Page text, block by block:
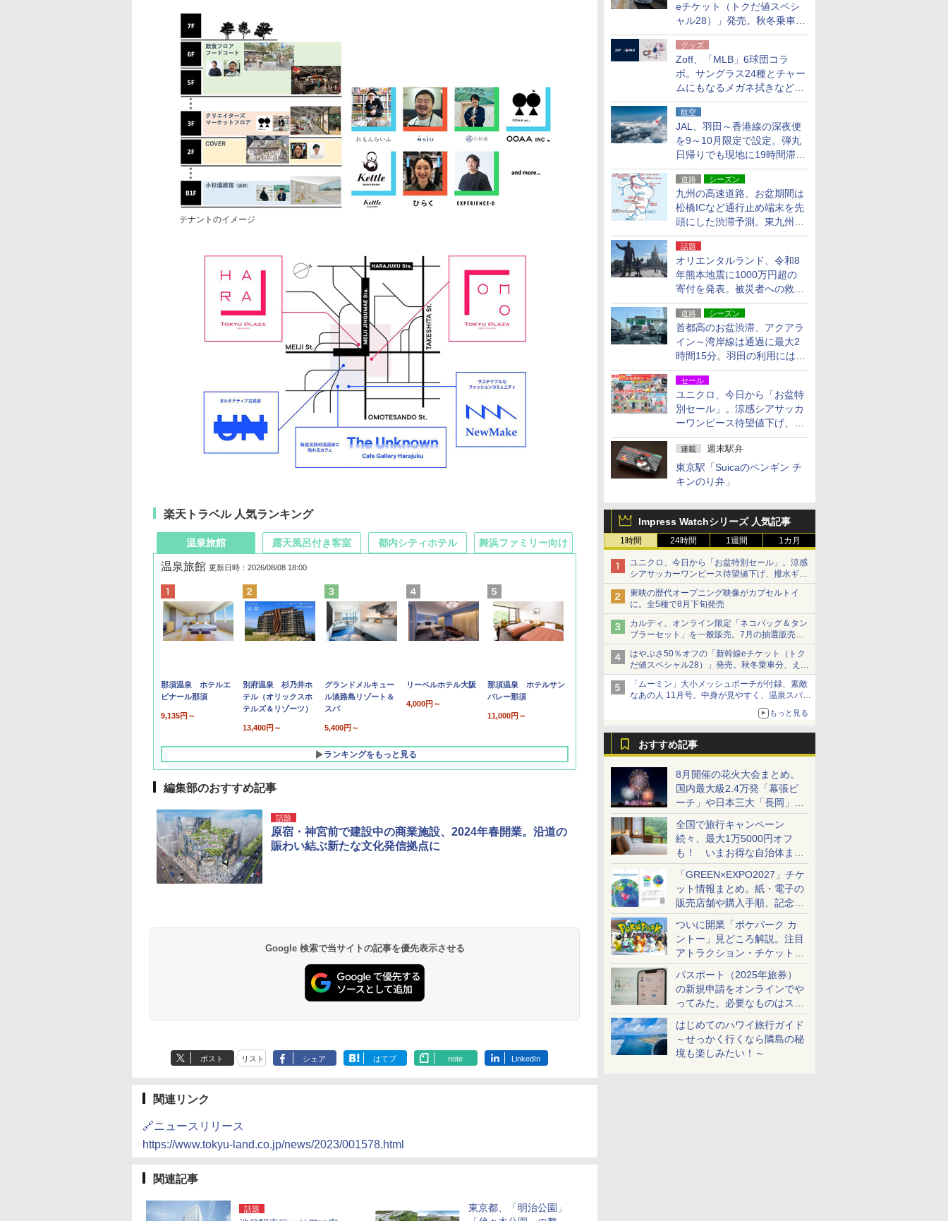
eチケット（トクだ値スペシ
ャル28）」発売。秋冬乗車
分、えきねっと限定
グッズ
Zoff、「MLB」6球団コラ
ボ。サングラス24種とチャー
ムにもなるメガネ拭きなど雑
貨24種
航空
JAL、羽田～香港線の深夜便
を9～10月限定で設定。弾丸
日帰りでも現地に19時間滞在
できる
道路 シーズン
九州の高速道路、お盆期間は
松橋ICなど通行止め端末を先
頭にした渋滞予測。東九州道
への迂回は料金調整を実施
話題
オリエンタルランド、令和8
年熊本地震に1000万円超の
寄付を発表。被災者への救援
活動・復旧支援
道路 シーズン
首都高のお盆渋滞、アクアラ
イン～湾岸線は通過に最大2
時間15分。羽田の利用には
「空港西出口」の利用検討を
セール
ユニクロ、今日から「お盆特
別セール」。涼感シアサッカ
ーワンピース待望値下げ、撥
水ギアショーツは1990円に
連載 週末駅弁
東京駅「Suicaのペンギン チ
キンのり弁」
Impress Watchシリーズ 人気記事
1時間 24時間 1週間 1カ月
ユニクロ、今日から「お盆特別セール」。涼感
シアサッカーワンピース待望値下げ、撥水ギア
ショーツは1990円に
東映の歴代オープニング映像がカプセルトイ
に。全5種で8月下旬発売
カルディ、オンライン限定「ネコバッグ＆タン
ブラーセット」を一般販売。7月の抽選販売の
当選無効分
はやぶさ50％オフの「新幹線eチケット（トク
だ値スペシャル28）」発売。秋冬乗車分、えき
ねっと限定
「ムーミン」大小メッシュポーチが付録、素敵
なあの人 11月号。中身が見やすく、温泉スパに
もっと見る
おすすめ記事
8月開催の花火大会まとめ。
国内最大級2.4万発「幕張ビ
ーチ」や日本三大「長岡」な
ど大型イベント目白押し！
全国で旅行キャンペーン
続々、最大1万5000円オフ
も！ いまお得な自治体まと
め
「GREEN×EXPO2027」チケ
ット情報まとめ。紙・電子の
販売店舗や購入手順、記念チ
ケットも解説
ついに開業「ポケパーク カ
ントー」見どころ解説。注目
アトラクション・チケット手
配・来場前に必要な準備は？
パスポート（2025年旅券）
の新規申請をオンラインでや
ってみた。必要なものはスマ
ホとマイナカードのみ
はじめてのハワイ旅行ガイド
～せっかく行くなら隣島の秘
境も楽しみたい！～
テナントのイメージ
楽天トラベル 人気ランキング
温泉旅館
温泉旅館 更新日時：2026/08/08 18:00
那須温泉 ホテルエ
ピナール那須
9,135円～
別府温泉 杉乃井ホ
テル（オリックスホ
テルズ＆リゾーツ）
13,400円～
グランドメルキュー
ル淡路島リゾート＆
スパ
5,400円～
リーベルホテル大阪
4,000円～
那須温泉 ホテルサン
バレー那須
11,000円～
ランキングをもっと見る
露天風呂付き客室
10,450円～
19,541円～
都内シティホテル 舞浜ファミリー向け
7,950円～
5,758円～
編集部のおすすめ記事
話題
原宿・神宮前で建設中の商業施設、2024年春開業。沿道の
賑わい結ぶ新たな文化発信拠点に
Google 検索で当サイトの記事を優先表示させる
ポスト リスト シェア はてブ note LinkedIn
関連リンク
🔗ニュースリリース
https://www.tokyu-land.co.jp/news/2023/001578.html
関連記事
話題
東京都、「明治公園」